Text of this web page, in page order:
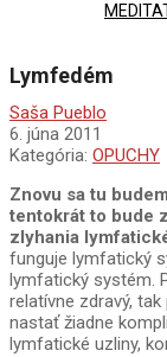
Lymfedém
Saša Pueblo
6. júna 2011
Kategória: OPUCHY
Znovu sa tu
tentokrát to bude
zlyhania
funguje lymfatický
lymfatický systém.
relatívne zdravý,
nastať žiadne
lymfatické uzliny,